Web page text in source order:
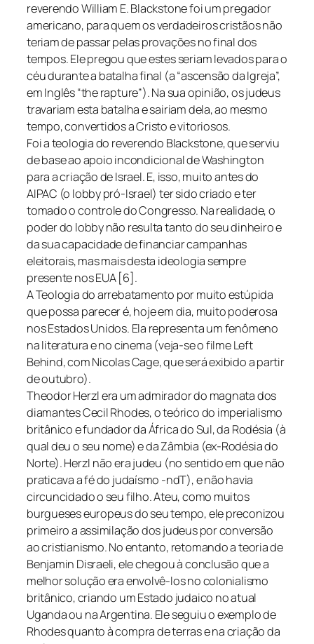
reverendo William E. Blackstone foi um pregador
americano, para quem os verdadeiros cristãos não
teriam de passar pelas provações no final dos
tempos. Ele pregou que estes seriam levados para o
céu durante a batalha final (a “ascensão da Igreja”,
em Inglês “the rapture”). Na sua opinião, os judeus
travariam esta batalha e sairiam dela, ao mesmo
tempo, convertidos a Cristo e vitoriosos.
Foi a teologia do reverendo Blackstone, que serviu
de base ao apoio incondicional de Washington
para a criação de Israel. E, isso, muito antes do
AIPAC (o lobby pró-Israel) ter sido criado e ter
tomado o controle do Congresso. Na realidade, o
poder do lobby não resulta tanto do seu dinheiro e
da sua capacidade de financiar campanhas
eleitorais, mas mais desta ideologia sempre
presente nos EUA [6].
A Teologia do arrebatamento por muito estúpida
que possa parecer é, hoje em dia, muito poderosa
nos Estados Unidos. Ela representa um fenômeno
na literatura e no cinema (veja-se o filme Left
Behind, com Nicolas Cage, que será exibido a partir
de outubro).
Theodor Herzl era um admirador do magnata dos
diamantes Cecil Rhodes, o teórico do imperialismo
britânico e fundador da África do Sul, da Rodésia (à
qual deu o seu nome) e da Zâmbia (ex-Rodésia do
Norte). Herzl não era judeu (no sentido em que não
praticava a fé do judaísmo -ndT), e não havia
circuncidado o seu filho. Ateu, como muitos
burgueses europeus do seu tempo, ele preconizou
primeiro a assimilação dos judeus por conversão
ao cristianismo. No entanto, retomando a teoria de
Benjamin Disraeli, ele chegou à conclusão que a
melhor solução era envolvê-los no colonialismo
britânico, criando um Estado judaico no atual
Uganda ou na Argentina. Ele seguiu o exemplo de
Rhodes quanto à compra de terras e na criação da